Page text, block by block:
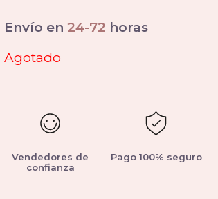
Envío en 24-72 horas
Agotado
Vendedores de
confianza
Pago 100% seguro